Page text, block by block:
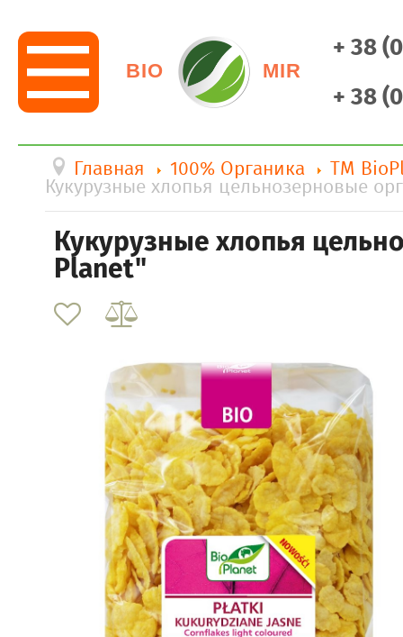
BIO MIR
+ 38
+ 38
Главная 100% Органика ТМ
Кукурузные хлопья цельнозерновые
Кукурузные хлопья
Planet"